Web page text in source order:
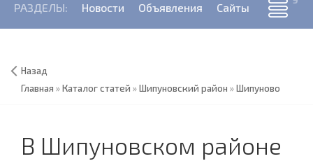
РАЗДЕЛЫ: Новости Объявления Сайты
Назад
Главная »Каталог статей »Шипуновский район »Шипуново
В Шипуновском районе